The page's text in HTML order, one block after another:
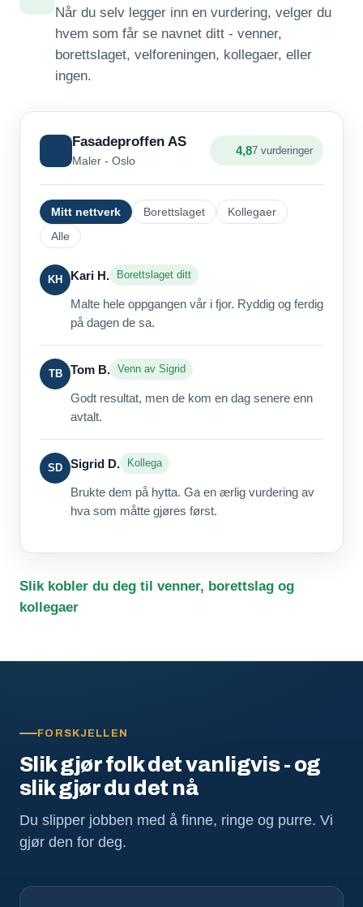
Når du selv legger inn en vurdering, velger du
hvem som får se navnet ditt - venner,
borettslaget, velforeningen, kollegaer, eller
ingen.
Fasadeproffen AS
Maler - Oslo
4,87 vurderinger
Mitt nettverk Borettslaget
Kollegaer
Alle
KH Kari H. Borettslaget ditt
Malte hele oppgangen vår i fjor. Ryddig og ferdig
på dagen de sa.
TB Tom B. Venn av Sigrid
Godt resultat, men de kom en dag senere enn
avtalt.
SD Sigrid D. Kollega
Brukte dem på hytta. Ga en ærlig vurdering av
hva som måtte gjøres først.
Slik kobler du deg til venner, borettslag og
kollegaer
FORSKJELLEN
Slik gjør folk det vanligvis - og
slik gjør du det nå
Du slipper jobben med å finne, ringe og purre. Vi
gjør den for deg.